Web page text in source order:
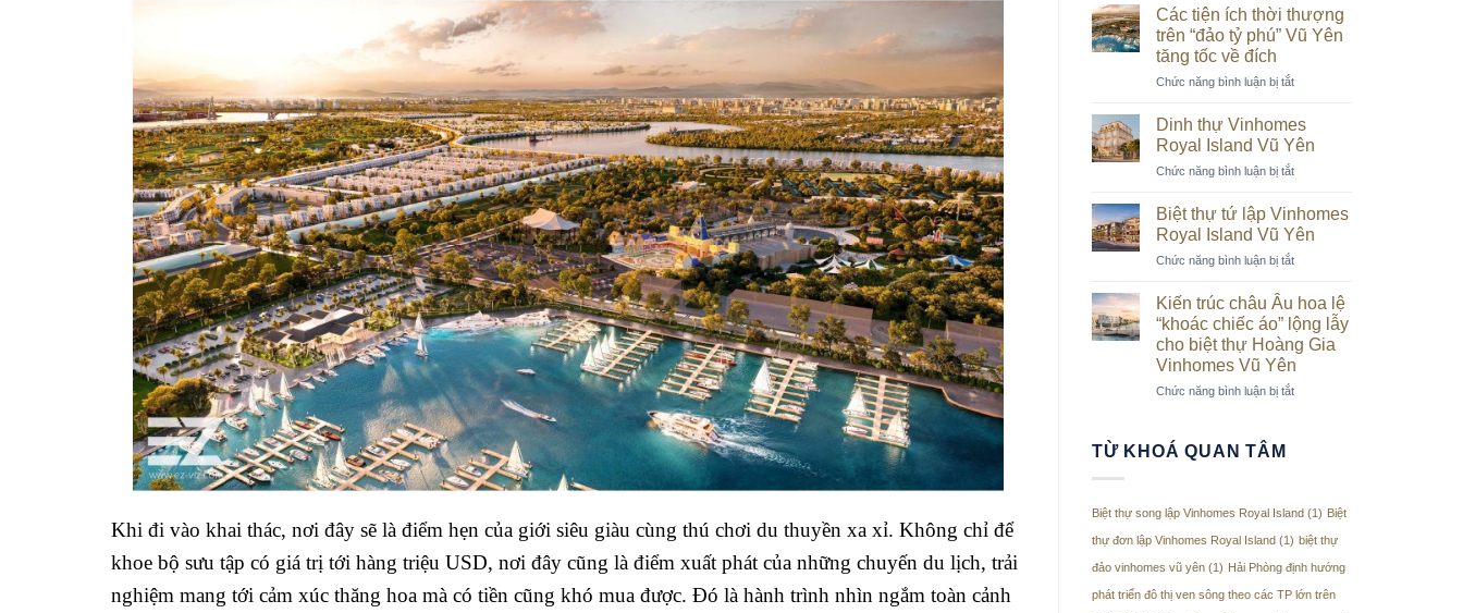
Khi đi vào khai thác, nơi đây sẽ là điểm hẹn của giới siêu giàu cùng thú chơi du thuyền xa xỉ. Không chỉ để
khoe bộ sưu tập có giá trị tới hàng triệu USD, nơi đây cũng là điểm xuất phát của những chuyến du lịch, trải
nghiệm mang tới cảm xúc thăng hoa mà có tiền cũng khó mua được. Đó là hành trình nhìn ngắm toàn cảnh
Island
qua
hình
trên
cao
Hoa
Viên-
Vinhomes
Island
Các tiện ích thời thượng
trên “đảo tỷ phú” Vũ Yên
tăng tốc về đích
Chức năng bình luận bị tắtở
ích
thời
thượng
“đảo
tỷ
Vũ
tăng
tốc
về
đích
Dinh thự Vinhomes
Royal Island Vũ Yên
Chức năng bình luận bị tắtở
thự
Vinhomes
Royal
Island
Yên
Biệt thự tứ lập Vinhomes
Royal Island Vũ Yên
Chức năng bình luận bị tắtở
thự
tứ
lập
Vinhomes
Royal
Island
Kiến trúc châu Âu hoa lệ
“khoác chiếc áo” lộng lẫy
cho biệt thự Hoàng Gia
Vinhomes Vũ Yên
Chức năng bình luận bị tắtở
“khoác
chiếc
lộng
lẫy
TỪ KHOÁ QUAN TÂM
Biệt thự song lập Vinhomes Royal Island (1) Biệt
thự đơn lập Vinhomes Royal Island (1) biệt thự
đảo vinhomes vũ yên (1) Hải Phòng định hướng
phát triển đô thị ven sông theo các TP lớn trên